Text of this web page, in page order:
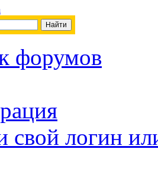
форумов
свой логин